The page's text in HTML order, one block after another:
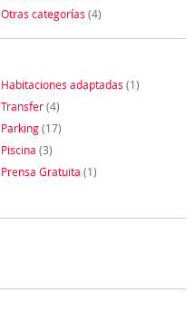
Otras categorías (4)
Habitaciones adaptadas (1)
Transfer(4)
Parking(17)
Piscina (3)
Prensa Gratuita (1)